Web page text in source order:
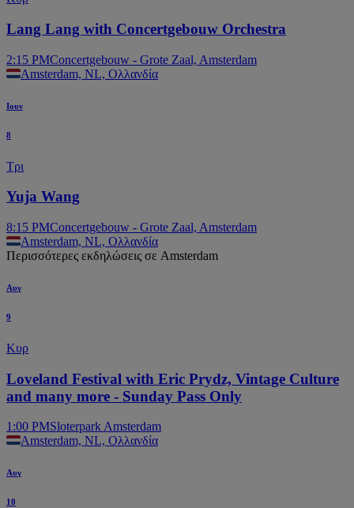
Lang Lang with Concertgebouw Orchestra
2:15 PMConcertgebouw - Grote Zaal, Amsterdam
Amsterdam, NL, Ολλανδία
Ιουν
8
Τρι
Yuja Wang
8:15 PMConcertgebouw - Grote Zaal, Amsterdam
Amsterdam, NL, Ολλανδία
Περισσότερες εκδηλώσεις σε Amsterdam
Αυγ
9
Κυρ
Loveland Festival with Eric Prydz, Vintage Culture
and many more - Sunday Pass Only
1:00 PMSloterpark Amsterdam
Amsterdam, NL, Ολλανδία
Αυγ
10